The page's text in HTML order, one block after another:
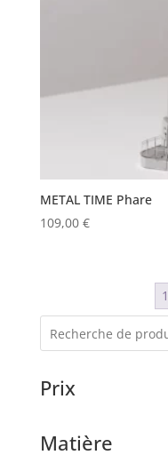
METAL TIME Phare
109,00 €
1
Prix
Matière